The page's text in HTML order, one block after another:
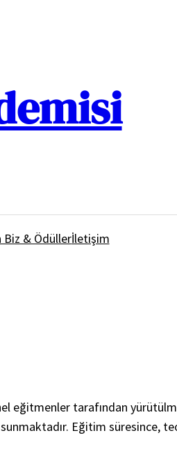
Biz & Ödüllerİletişim
eğitmenler tarafından
Eğitim süresince,